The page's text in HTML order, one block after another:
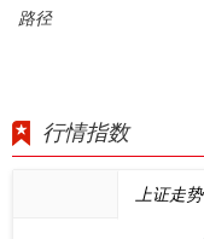
路径
行情指数
上证走势